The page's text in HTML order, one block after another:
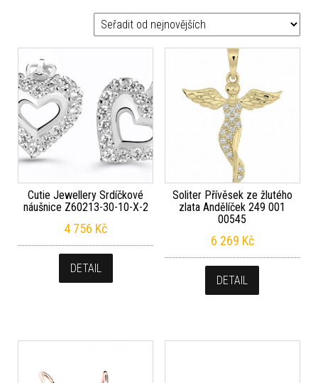
Cutie Jewellery Srdíčkové
náušnice Z60213-30-10-X-2
4 756 Kč
DETAIL
Soliter Přívěsek ze žlutého
zlata Andělíček 249 001
00545
6 269 Kč
DETAIL